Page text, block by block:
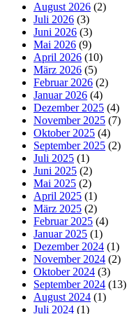
August 2026 (2)
Juli 2026 (3)
Juni 2026 (3)
Mai 2026 (9)
April 2026 (10)
März 2026 (5)
Februar 2026 (2)
Januar 2026 (4)
Dezember 2025 (4)
November 2025 (7)
Oktober 2025 (4)
September 2025 (2)
Juli 2025 (1)
Juni 2025 (2)
Mai 2025 (2)
April 2025 (1)
März 2025 (2)
Februar 2025 (4)
Januar 2025 (1)
Dezember 2024 (1)
November 2024 (2)
Oktober 2024 (3)
September 2024 (13)
August 2024 (1)
Juli 2024 (1)